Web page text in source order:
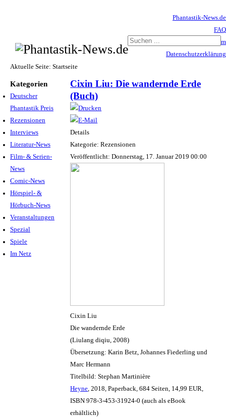
Phantastik-News.de
FAQ
Impressum
Datenschutzerklärung
Aktuelle Seite: Startseite
Kategorien
Deutscher
Phantastik Preis
Rezensionen
Interviews
Literatur-News
Film- & Serien-
News
Comic-News
Hörspiel- &
Hörbuch-News
Veranstaltungen
Spezial
Spiele
Im Netz
Cixin Liu: Die wandernde Erde
(Buch)
Details
Kategorie: Rezensionen
Veröffentlicht: Donnerstag, 17. Januar 2019 00:00
Cixin Liu
Die wandernde Erde
(Liulang diqiu, 2008)
Übersetzung: Karin Betz, Johannes Fiederling und
Marc Hermann
Titelbild: Stephan Martinière
Heyne , 2018, Paperback, 684 Seiten, 14,99 EUR,
ISBN 978-3-453-31924-0 (auch als eBook
erhältlich)